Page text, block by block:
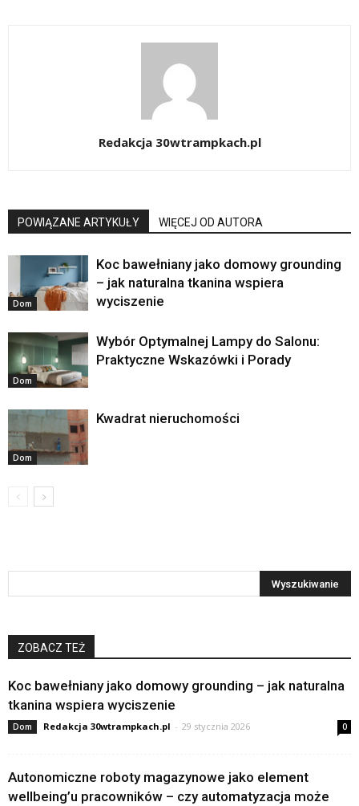
Redakcja 30wtrampkach.pl
POWIĄZANE ARTYKUŁY WIĘCEJ OD AUTORA
Dom
Koc bawełniany jako domowy grounding
– jak naturalna tkanina wspiera
wyciszenie
Dom
Wybór Optymalnej Lampy do Salonu:
Praktyczne Wskazówki i Porady
Dom
Kwadrat nieruchomości
ZOBACZ TEŻ
Koc bawełniany jako domowy grounding – jak naturalna
tkanina wspiera wyciszenie
Dom Redakcja 30wtrampkach.pl - 29 stycznia 2026 0
Autonomiczne roboty magazynowe jako element
wellbeing’u pracowników – czy automatyzacja może